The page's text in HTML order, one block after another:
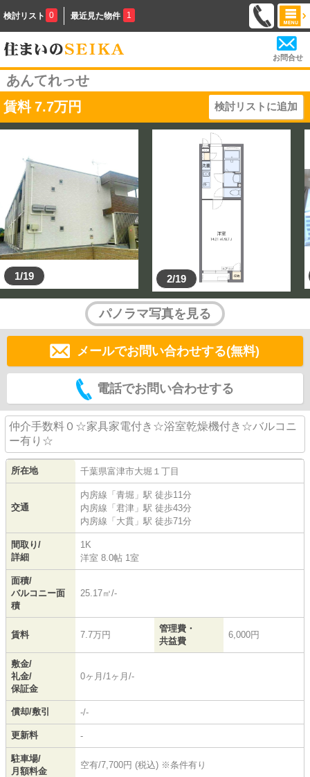
検討リスト 0 最近見た物件 1
お問合せ
あんてれっせ
賃料 7.7万円 検討リストに追加
1/19 2/19
パノラマ写真を見る
メールでお問い合わせする(無料)
電話でお問い合わせする
仲介手数料０☆家具家電付き☆浴室乾燥機付き☆バルコニ
ー有り☆
所在地 千葉県富津市大堀 １丁目
交通
内房線 「 青堀 」駅 徒歩11分
内房線 「 君津 」駅 徒歩43分
内房線 「 大貫 」駅 徒歩71分
間取り/
詳細
1K
洋室 8.0帖 1室
面積/
バルコニー面
積
25.17㎡/-
賃料 7.7万円
管理費・
共益費
6,000円
敷金/
礼金/
保証金
0ヶ月/1ヶ月/-
償却/敷引 -/-
更新料 -
駐車場/
月額料金
空有/7,700円 (税込) ※条件有り